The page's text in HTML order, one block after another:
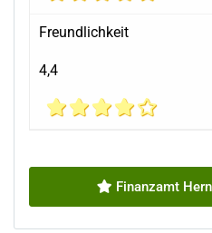
Freundlichkeit
4,4
Finanzamt